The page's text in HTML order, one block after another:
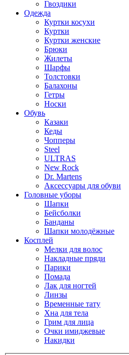
Гвоздики
Одежда
Куртки косухи
Куртки
Куртки женские
Брюки
Жилеты
Шарфы
Толстовки
Балахоны
Гетры
Носки
Обувь
Казаки
Кеды
Чопперы
Steel
ULTRAS
New Rock
Dr. Martens
Аксессуары для обуви
Головные уборы
Шапки
Бейсболки
Банданы
Шапки молодёжные
Косплей
Мелки для волос
Накладные пряди
Парики
Помада
Лак для ногтей
Линзы
Временные тату
Хна для тела
Грим для лица
Очки имиджевые
Накидки